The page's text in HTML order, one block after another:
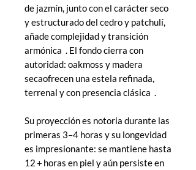
de jazmín, junto con el carácter seco
y estructurado del cedro y patchulí,
añade complejidad y transición
armónica . El fondo cierra con
autoridad: oakmoss y madera
secaofrecen una estela refinada,
terrenal y con presencia clásica .
Su proyección es notoria durante las
primeras 3–4 horas y su longevidad
es impresionante: se mantiene hasta
12 + horas en piel y aún persiste en